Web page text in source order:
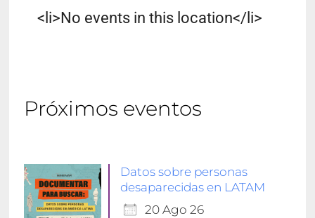
<li>No events in this location</li>
Próximos eventos
Datos sobre personas
desaparecidas en LATAM
20 Ago 26